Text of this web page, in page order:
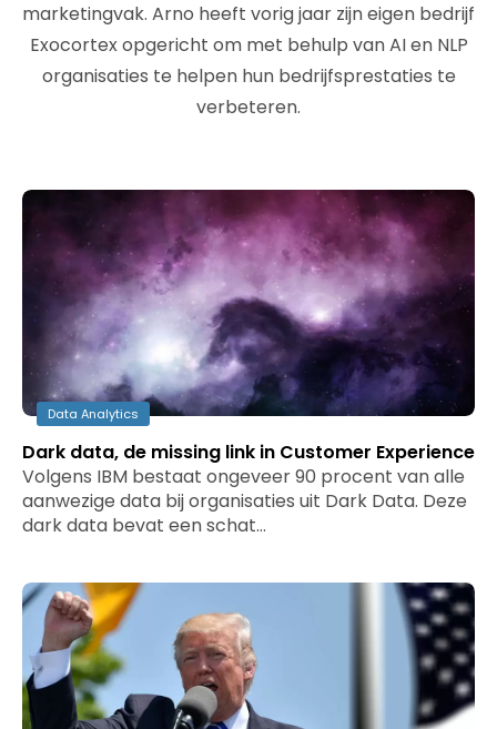
marketingvak. Arno heeft vorig jaar zijn eigen bedrijf
Exocortex opgericht om met behulp van AI en NLP
organisaties te helpen hun bedrijfsprestaties te
verbeteren.
Data Analytics
Dark data, de missing link in Customer Experience
Volgens IBM bestaat ongeveer 90 procent van alle
aanwezige data bij organisaties uit Dark Data. Deze
dark data bevat een schat…